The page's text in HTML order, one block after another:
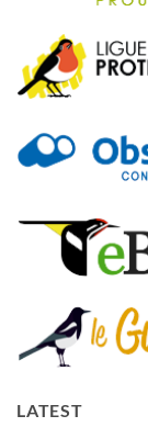
LATEST